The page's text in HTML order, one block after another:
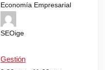
Economía Empresarial
SEOige
Gestión